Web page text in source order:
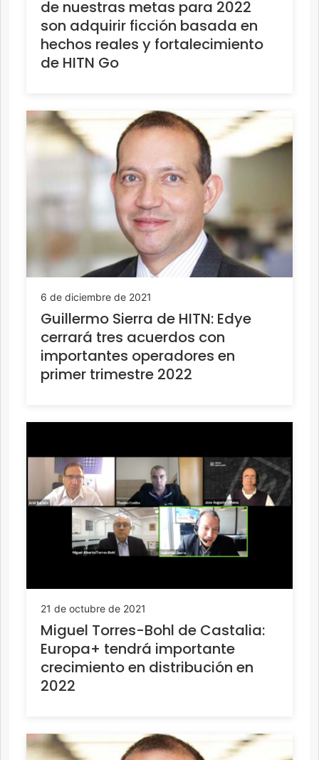
de nuestras metas para 2022
son adquirir ficción basada en
hechos reales y fortalecimiento
de HITN Go
6 de diciembre de 2021
Guillermo Sierra de HITN: Edye
cerrará tres acuerdos con
importantes operadores en
primer trimestre 2022
21 de octubre de 2021
Miguel Torres-Bohl de Castalia:
Europa+ tendrá importante
crecimiento en distribución en
2022